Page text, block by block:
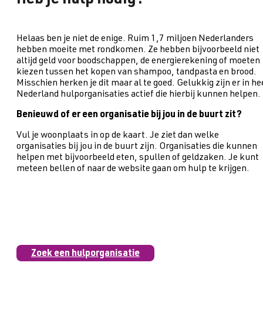
Helaas ben je niet de enige. Ruim 1,7 miljoen Nederlanders
hebben moeite met rondkomen. Ze hebben bijvoorbeeld niet
altijd geld voor boodschappen, de energierekening of moeten
kiezen tussen het kopen van shampoo, tandpasta en brood.
Misschien herken je dit maar al te goed. Gelukkig zijn er in
Nederland hulporganisaties actief die hierbij kunnen helpen.
Benieuwd of er een organisatie bij jou in de buurt zit?
Vul je woonplaats in op de kaart. Je ziet dan welke
organisaties bij jou in de buurt zijn. Organisaties die kunnen
helpen met bijvoorbeeld eten, spullen of geldzaken. Je kunt
meteen bellen of naar de website gaan om hulp te krijgen.
Zoek een hulporganisatie